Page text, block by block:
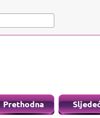
Prethodna